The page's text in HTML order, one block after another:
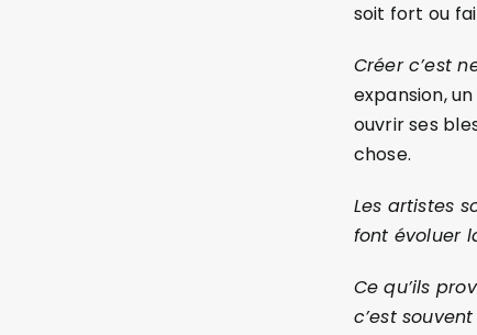
soit fort ou
Créer c’est
expansion,
ouvrir ses
chose.
Les artistes
font évoluer
Ce qu’ils
c’est